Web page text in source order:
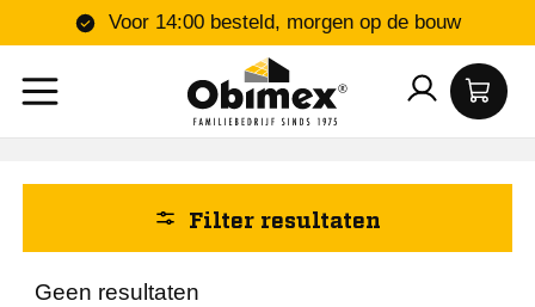
Voor 14:00 besteld, morgen op de bouw
Filter resultaten
Geen resultaten